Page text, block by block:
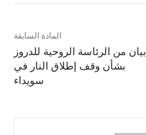
المادة السابقة
بيان من الرئاسة الروحية للدروز
بشأن وقف إطلاق النار في
سويداء